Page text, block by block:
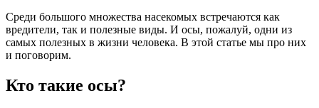
Среди большого множества насекомых встречаются как
вредители, так и полезные виды. И осы, пожалуй, одни из
самых полезных в жизни человека. В этой статье мы про них
и поговорим.
Кто такие осы?